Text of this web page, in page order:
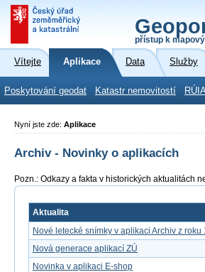
přístup k
Vítejte Aplikace Data Služby
Poskytování geodat Katastr nemovitostí
Nyní jste zde: Aplikace
Archiv - Novinky o aplikacích
Pozn.: Odkazy a fakta v historických aktualitách
Aktualita
Nové letecké snímky v aplikaci Archiv z roku
Nová generace aplikací ZÚ
Novinka v aplikaci E-shop